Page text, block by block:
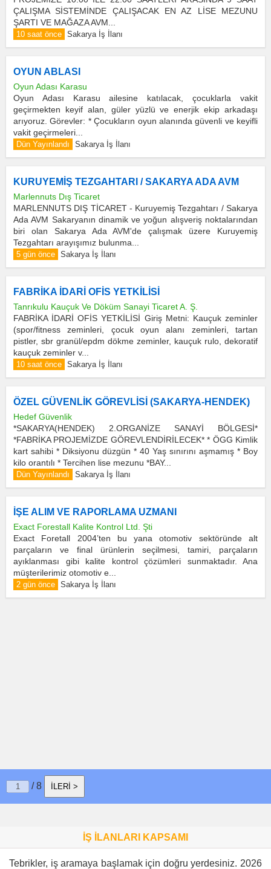
ÇALIŞMA SİSTEMİNDE ÇALIŞACAK EN AZ LİSE MEZUNU
ŞARTI VE MAĞAZA AVM...
10 saat önce Sakarya İş İlanı
OYUN ABLASI
Oyun Adası Karasu
Oyun Adası Karasu ailesine katılacak, çocuklarla vakit
geçirmekten keyif alan, güler yüzlü ve enerjik ekip arkadaşı
arıyoruz. Görevler: * Çocukların oyun alanında güvenli ve keyifli
vakit geçirmeleri...
Dün Yayınlandı Sakarya İş İlanı
KURUYEMİŞ TEZGAHTARI / SAKARYA ADA AVM
Marlennuts Dış Ticaret
MARLENNUTS DIŞ TİCARET - Kuruyemiş Tezgahtarı / Sakarya
Ada AVM Sakaryanın dinamik ve yoğun alışveriş noktalarından
biri olan Sakarya Ada AVM'de çalışmak üzere Kuruyemiş
Tezgahtarı arayışımız bulunma...
5 gün önce Sakarya İş İlanı
FABRİKA İDARİ OFİS YETKİLİSİ
Tanrıkulu Kauçuk Ve Döküm Sanayi Ticaret A. Ş.
FABRİKA İDARİ OFİS YETKİLİSİ Giriş Metni: Kauçuk zeminler
(spor/fitness zeminleri, çocuk oyun alanı zeminleri, tartan
pistler, sbr granül/epdm dökme zeminler, kauçuk rulo, dekoratif
kauçuk zeminler v...
10 saat önce Sakarya İş İlanı
ÖZEL GÜVENLİK GÖREVLİSİ (SAKARYA-HENDEK)
Hedef Güvenlik
*SAKARYA(HENDEK) 2.ORGANİZE SANAYİ BÖLGESİ*
*FABRİKA PROJEMİZDE GÖREVLENDİRİLECEK* * ÖGG Kimlik
kart sahibi * Diksiyonu düzgün * 40 Yaş sınırını aşmamış * Boy
kilo orantılı * Tercihen lise mezunu *BAY...
Dün Yayınlandı Sakarya İş İlanı
İŞE ALIM VE RAPORLAMA UZMANI
Exact Forestall Kalite Kontrol Ltd. Şti
Exact Foretall 2004’ten bu yana otomotiv sektöründe alt
parçaların ve final ürünlerin seçilmesi, tamiri, parçaların
ayıklanması gibi kalite kontrol çözümleri sunmaktadır. Ana
müşterilerimiz otomotiv e...
2 gün önce Sakarya İş İlanı
/ 8 İLERİ >
İŞ İLANLARI KAPSAMI
Tebrikler, iş aramaya başlamak için doğru yerdesiniz. 2026